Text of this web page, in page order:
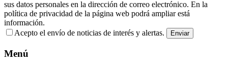
sus datos personales en la dirección de correo electrónico. En la
política de privacidad de la página web podrá ampliar está
información.
Acepto el envío de noticias de interés y alertas.
Menú